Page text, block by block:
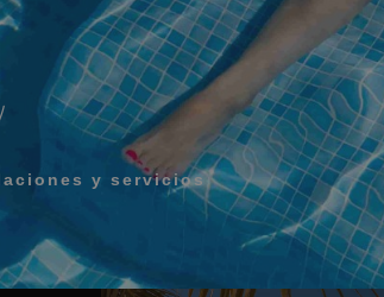
Cancelar mi reserva
Otras consultas
de privacidad
y servicios